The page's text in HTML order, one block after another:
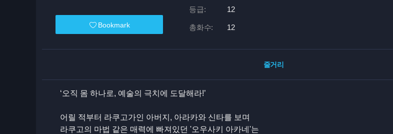
Bookmark
등급: 12
총화수: 12
줄거리
‘오직 몸 하나로, 예술의 극치에 도달해라!’
어릴 적부터 라쿠고가인 아버지, 아라카와 신타를 보며
라쿠고의 마법 같은 매력에 빠져있던 '오우사키 아카네'는